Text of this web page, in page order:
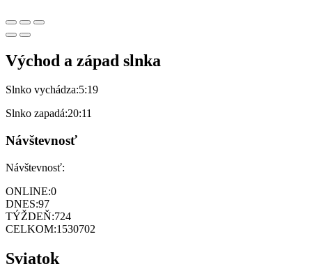
Východ a západ slnka
Slnko vychádza:5:19
Slnko zapadá:20:11
Návštevnosť
Návštevnosť:
ONLINE:0
DNES:97
TÝŽDEŇ:724
CELKOM:1530702
Sviatok